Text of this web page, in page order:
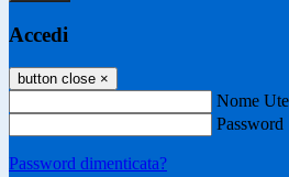
Accedi
button close ×
Nome
Password
Password dimenticata?